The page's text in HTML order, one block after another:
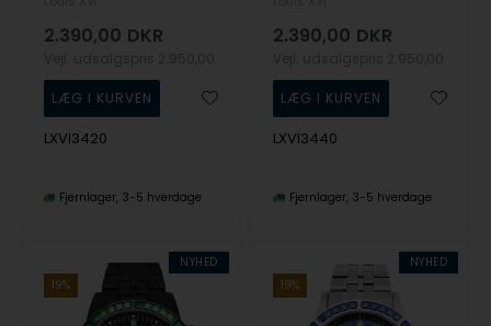
2.390,00 DKR
LXVI3420
Fjernlager 3-5 hverdage
2.390,00 DKR
LXVI3440
Fjernlager 3-5 hverdage
NYHED
19%
NYHED
19%